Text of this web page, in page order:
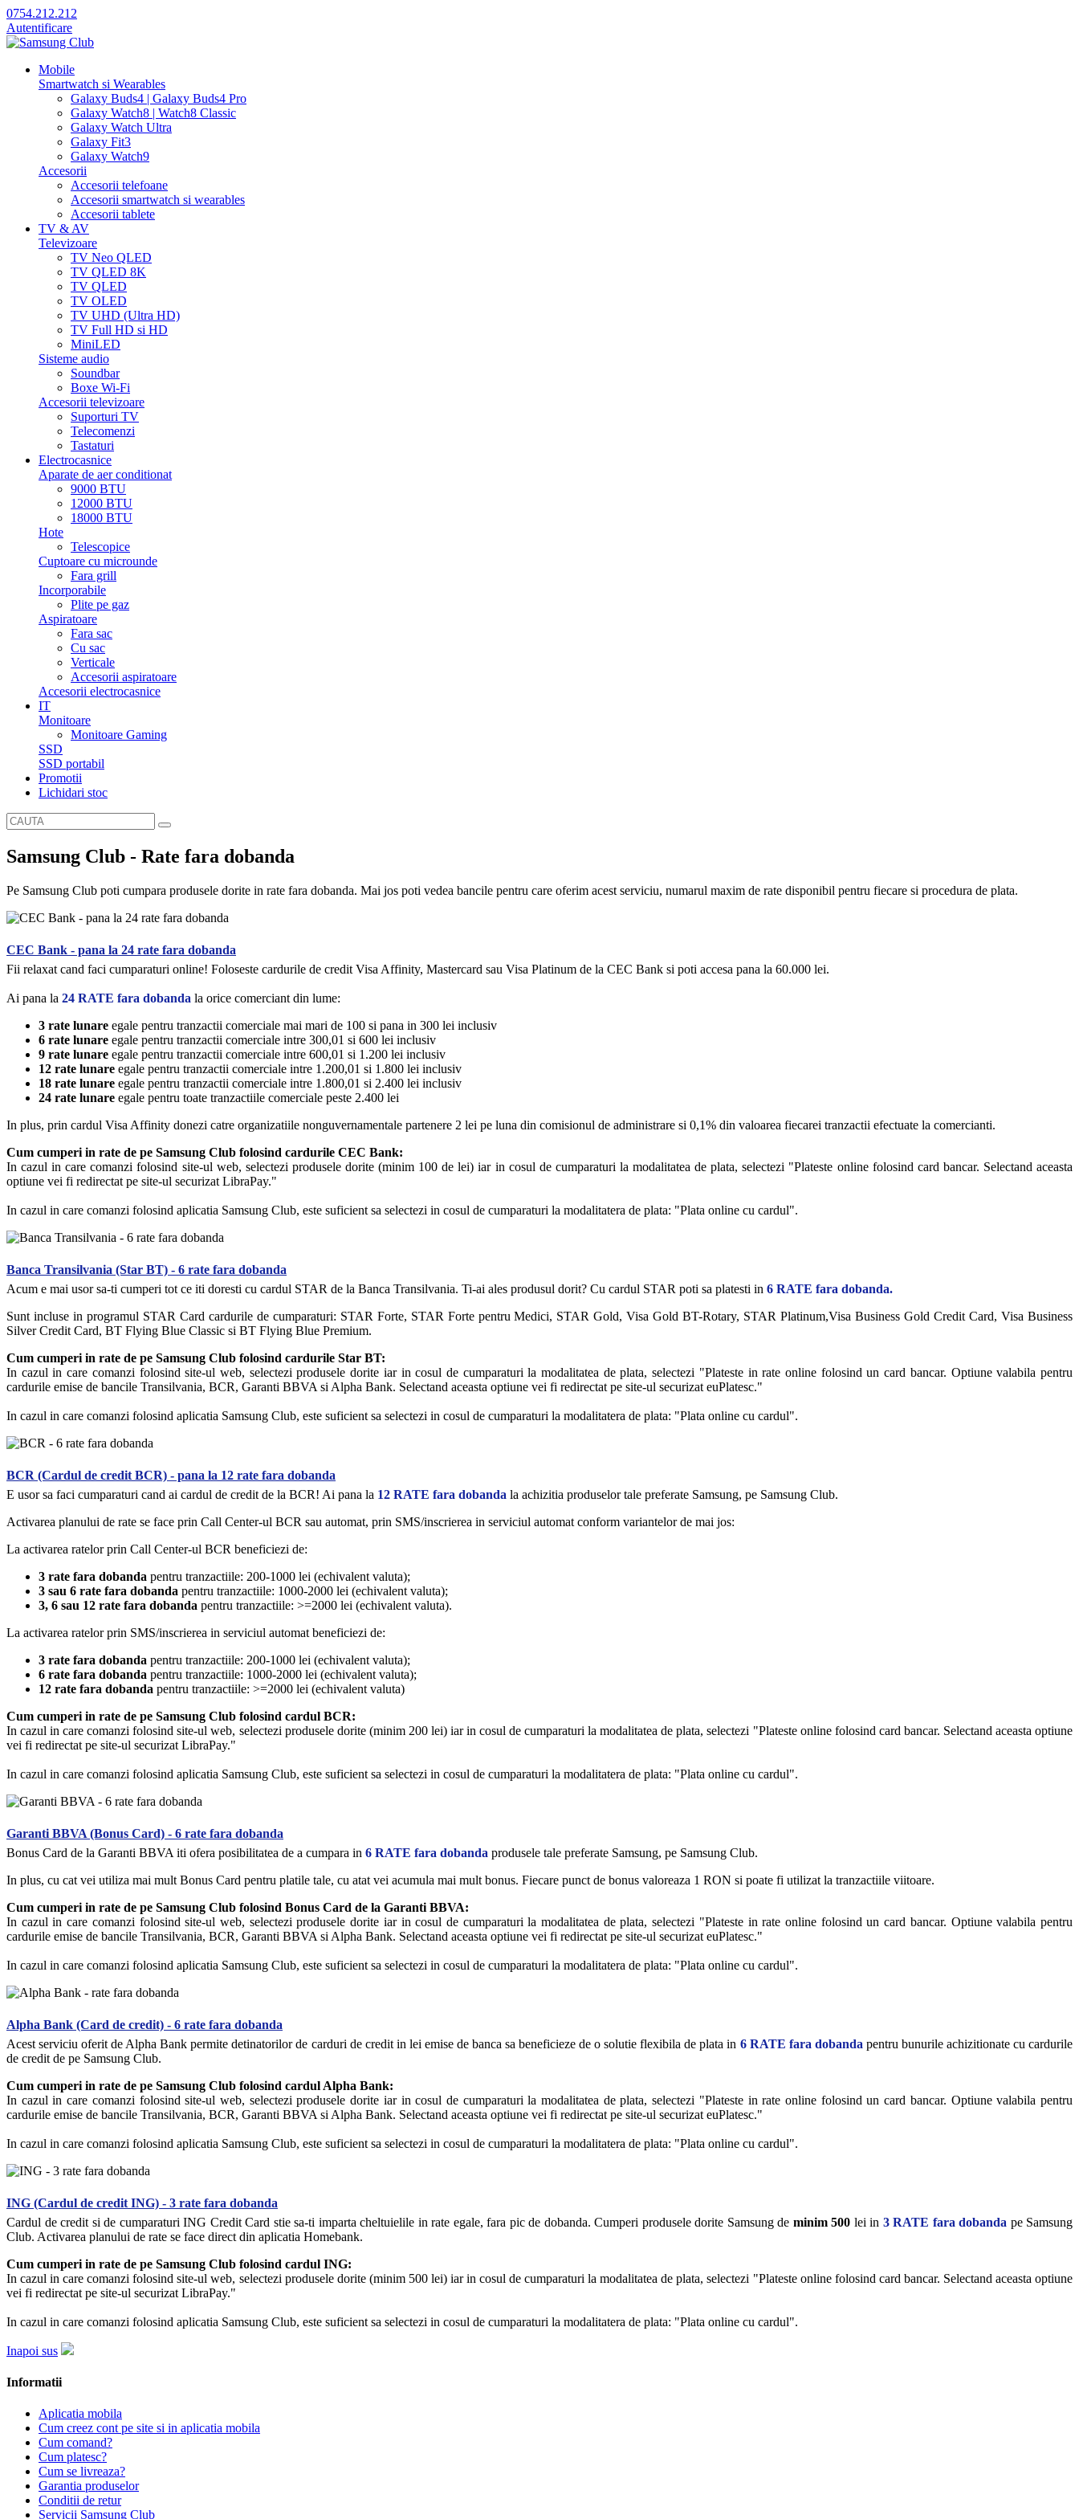
0754.212.212
Autentificare
Mobile
Smartwatch si Wearables
Galaxy Buds4 | Galaxy Buds4 Pro
Galaxy Watch8 | Watch8 Classic
Galaxy Watch Ultra
Galaxy Fit3
Galaxy Watch9
Accesorii
Accesorii telefoane
Accesorii smartwatch si wearables
Accesorii tablete
TV & AV
Televizoare
TV Neo QLED
TV QLED 8K
TV QLED
TV OLED
TV UHD (Ultra HD)
TV Full HD si HD
MiniLED
Sisteme audio
Soundbar
Boxe Wi-Fi
Accesorii televizoare
Suporturi TV
Telecomenzi
Tastaturi
Electrocasnice
Aparate de aer conditionat
9000 BTU
12000 BTU
18000 BTU
Hote
Telescopice
Cuptoare cu microunde
Fara grill
Incorporabile
Plite pe gaz
Aspiratoare
Fara sac
Cu sac
Verticale
Accesorii aspiratoare
Accesorii electrocasnice
IT
Monitoare
Monitoare Gaming
SSD
SSD portabil
Promotii
Lichidari stoc
Samsung Club - Rate fara dobanda
Pe Samsung Club poti cumpara produsele dorite in rate fara dobanda. Mai jos poti vedea bancile pentru care oferim acest serviciu, numarul maxim de rate disponibil pentru fiecare si procedura de plata.
CEC Bank - pana la 24 rate fara dobanda
Fii relaxat cand faci cumparaturi online! Foloseste cardurile de credit Visa Affinity, Mastercard sau Visa Platinum de la CEC Bank si poti accesa pana la 60.000 lei.
Ai pana la 24 RATE fara dobanda la orice comerciant din lume:
3 rate lunare egale pentru tranzactii comerciale mai mari de 100 si pana in 300 lei inclusiv
6 rate lunare egale pentru tranzactii comerciale intre 300,01 si 600 lei inclusiv
9 rate lunare egale pentru tranzactii comerciale intre 600,01 si 1.200 lei inclusiv
12 rate lunare egale pentru tranzactii comerciale intre 1.200,01 si 1.800 lei inclusiv
18 rate lunare egale pentru tranzactii comerciale intre 1.800,01 si 2.400 lei inclusiv
24 rate lunare egale pentru toate tranzactiile comerciale peste 2.400 lei
In plus, prin cardul Visa Affinity donezi catre organizatiile nonguvernamentale partenere 2 lei pe luna din comisionul de administrare si 0,1% din valoarea fiecarei tranzactii efectuate la comercianti.
Cum cumperi in rate de pe Samsung Club folosind cardurile CEC Bank:
In cazul in care comanzi folosind site-ul web, selectezi produsele dorite (minim 100 de lei) iar in cosul de cumparaturi la modalitatea de plata, selectezi "Plateste online folosind card bancar. Selectand aceasta
optiune vei fi redirectat pe site-ul securizat LibraPay."
In cazul in care comanzi folosind aplicatia Samsung Club, este suficient sa selectezi in cosul de cumparaturi la modalitatera de plata: "Plata online cu cardul".
Banca Transilvania (Star BT) - 6 rate fara dobanda
Acum e mai usor sa-ti cumperi tot ce iti doresti cu cardul STAR de la Banca Transilvania. Ti-ai ales produsul dorit? Cu cardul STAR poti sa platesti in 6 RATE fara dobanda.
Sunt incluse in programul STAR Card cardurile de cumparaturi: STAR Forte, STAR Forte pentru Medici, STAR Gold, Visa Gold BT-Rotary, STAR Platinum,Visa Business Gold Credit Card, Visa Business
Silver Credit Card, BT Flying Blue Classic si BT Flying Blue Premium.
Cum cumperi in rate de pe Samsung Club folosind cardurile Star BT:
In cazul in care comanzi folosind site-ul web, selectezi produsele dorite iar in cosul de cumparaturi la modalitatea de plata, selectezi "Plateste in rate online folosind un card bancar. Optiune valabila pentru
cardurile emise de bancile Transilvania, BCR, Garanti BBVA si Alpha Bank. Selectand aceasta optiune vei fi redirectat pe site-ul securizat euPlatesc."
In cazul in care comanzi folosind aplicatia Samsung Club, este suficient sa selectezi in cosul de cumparaturi la modalitatera de plata: "Plata online cu cardul".
BCR (Cardul de credit BCR) - pana la 12 rate fara dobanda
E usor sa faci cumparaturi cand ai cardul de credit de la BCR! Ai pana la 12 RATE fara dobanda la achizitia produselor tale preferate Samsung, pe Samsung Club.
Activarea planului de rate se face prin Call Center-ul BCR sau automat, prin SMS/inscrierea in serviciul automat conform variantelor de mai jos:
La activarea ratelor prin Call Center-ul BCR beneficiezi de:
3 rate fara dobanda pentru tranzactiile: 200-1000 lei (echivalent valuta);
3 sau 6 rate fara dobanda pentru tranzactiile: 1000-2000 lei (echivalent valuta);
3, 6 sau 12 rate fara dobanda pentru tranzactiile: >=2000 lei (echivalent valuta).
La activarea ratelor prin SMS/inscrierea in serviciul automat beneficiezi de:
3 rate fara dobanda pentru tranzactiile: 200-1000 lei (echivalent valuta);
6 rate fara dobanda pentru tranzactiile: 1000-2000 lei (echivalent valuta);
12 rate fara dobanda pentru tranzactiile: >=2000 lei (echivalent valuta)
Cum cumperi in rate de pe Samsung Club folosind cardul BCR:
In cazul in care comanzi folosind site-ul web, selectezi produsele dorite (minim 200 lei) iar in cosul de cumparaturi la modalitatea de plata, selectezi "Plateste online folosind card bancar. Selectand aceasta optiune
vei fi redirectat pe site-ul securizat LibraPay."
In cazul in care comanzi folosind aplicatia Samsung Club, este suficient sa selectezi in cosul de cumparaturi la modalitatera de plata: "Plata online cu cardul".
Garanti BBVA (Bonus Card) - 6 rate fara dobanda
Bonus Card de la Garanti BBVA iti ofera posibilitatea de a cumpara in 6 RATE fara dobanda produsele tale preferate Samsung, pe Samsung Club.
In plus, cu cat vei utiliza mai mult Bonus Card pentru platile tale, cu atat vei acumula mai mult bonus. Fiecare punct de bonus valoreaza 1 RON si poate fi utilizat la tranzactiile viitoare.
Cum cumperi in rate de pe Samsung Club folosind Bonus Card de la Garanti BBVA:
In cazul in care comanzi folosind site-ul web, selectezi produsele dorite iar in cosul de cumparaturi la modalitatea de plata, selectezi "Plateste in rate online folosind un card bancar. Optiune valabila pentru
cardurile emise de bancile Transilvania, BCR, Garanti BBVA si Alpha Bank. Selectand aceasta optiune vei fi redirectat pe site-ul securizat euPlatesc."
In cazul in care comanzi folosind aplicatia Samsung Club, este suficient sa selectezi in cosul de cumparaturi la modalitatera de plata: "Plata online cu cardul".
Alpha Bank (Card de credit) - 6 rate fara dobanda
Acest serviciu oferit de Alpha Bank permite detinatorilor de carduri de credit in lei emise de banca sa beneficieze de o solutie flexibila de plata in 6 RATE fara dobanda pentru bunurile achizitionate cu cardurile
de credit de pe Samsung Club.
Cum cumperi in rate de pe Samsung Club folosind cardul Alpha Bank:
In cazul in care comanzi folosind site-ul web, selectezi produsele dorite iar in cosul de cumparaturi la modalitatea de plata, selectezi "Plateste in rate online folosind un card bancar. Optiune valabila pentru
cardurile emise de bancile Transilvania, BCR, Garanti BBVA si Alpha Bank. Selectand aceasta optiune vei fi redirectat pe site-ul securizat euPlatesc."
In cazul in care comanzi folosind aplicatia Samsung Club, este suficient sa selectezi in cosul de cumparaturi la modalitatera de plata: "Plata online cu cardul".
ING (Cardul de credit ING) - 3 rate fara dobanda
Cardul de credit si de cumparaturi ING Credit Card stie sa-ti imparta cheltuielile in rate egale, fara pic de dobanda. Cumperi produsele dorite Samsung de minim 500 lei in 3 RATE fara dobanda pe Samsung
Club. Activarea planului de rate se face direct din aplicatia Homebank.
Cum cumperi in rate de pe Samsung Club folosind cardul ING:
In cazul in care comanzi folosind site-ul web, selectezi produsele dorite (minim 500 lei) iar in cosul de cumparaturi la modalitatea de plata, selectezi "Plateste online folosind card bancar. Selectand aceasta optiune
vei fi redirectat pe site-ul securizat LibraPay."
In cazul in care comanzi folosind aplicatia Samsung Club, este suficient sa selectezi in cosul de cumparaturi la modalitatera de plata: "Plata online cu cardul".
Inapoi sus
Informatii
Aplicatia mobila
Cum creez cont pe site si in aplicatia mobila
Cum comand?
Cum platesc?
Cum se livreaza?
Garantia produselor
Conditii de retur
Servicii Samsung Club